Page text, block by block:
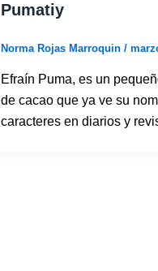
Pumatiy
Norma Rojas Marroquin /
Efraín Puma, es un
de cacao que ya ve su
caracteres en diarios y